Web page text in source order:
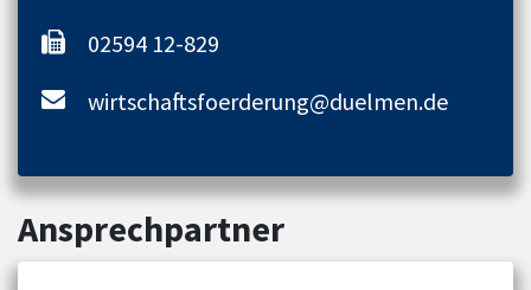
02594 12-829
wirtschaftsfoerderung@duelmen.de
Ansprechpartner